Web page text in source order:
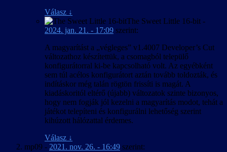
Válasz ↓
The Sweet Little 16-bit -
2024. jan. 21. - 17:09 szerint:
A magyarítást a „végleges” v1.4007 Developer’s Cut
változathoz készítettük, a csomagból települő
konfigurátorral ki-be kapcsolható volt. Az egyébként
sem túl acélos konfigurátort aztán tovább toldozták, és
indításkor még talán rögtön frissíti is magát. A
kiadáskoritól eltérő (újabb) változatok szinte bizonyos,
hogy nem fogják jól kezelni a magyarítás modot, tehát a
játékot telepíteni és konfigurálni lehetőség szerint
kihúzott hálózattal érdemes.
Válasz ↓
mp09 - 2021. nov. 26. - 16:49 szerint: